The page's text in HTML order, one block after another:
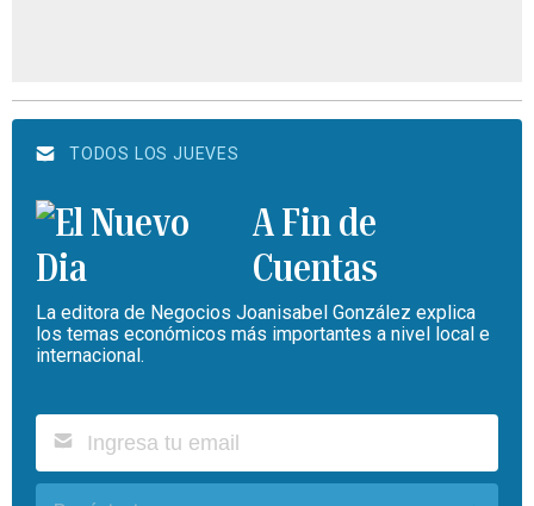
TODOS LOS JUEVES
A Fin de
Cuentas
La editora de Negocios Joanisabel González explica
los temas económicos más importantes a nivel local e
internacional.